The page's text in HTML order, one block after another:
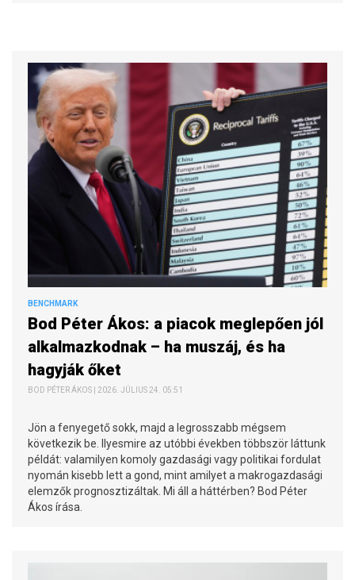
BENCHMARK
Bod Péter Ákos: a piacok meglepően jól
alkalmazkodnak – ha muszáj, és ha
hagyják őket
BOD PÉTER ÁKOS | 2026. JÚLIUS 24. 05:51
Jön a fenyegető sokk, majd a legrosszabb mégsem
következik be. Ilyesmire az utóbbi években többször láttunk
példát: valamilyen komoly gazdasági vagy politikai fordulat
nyomán kisebb lett a gond, mint amilyet a makrogazdasági
elemzők prognosztizáltak. Mi áll a háttérben? Bod Péter
Ákos írása.